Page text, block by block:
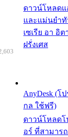
ดาวน์โหลดแ
และแม่นยำทั
เซเรีย อา อิ
ฝรั่งเศส
AnyDesk (โ
กล ใช้ฟรี)
ดาวน์โหลดโ
อร์ ที่สามาร